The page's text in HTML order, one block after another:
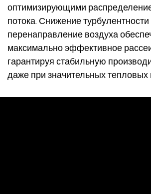
оптимизирующими
потока. Снижение
перенаправление воздуха
максимально эффективное
гарантируя стабильную
даже при значительных тепловых